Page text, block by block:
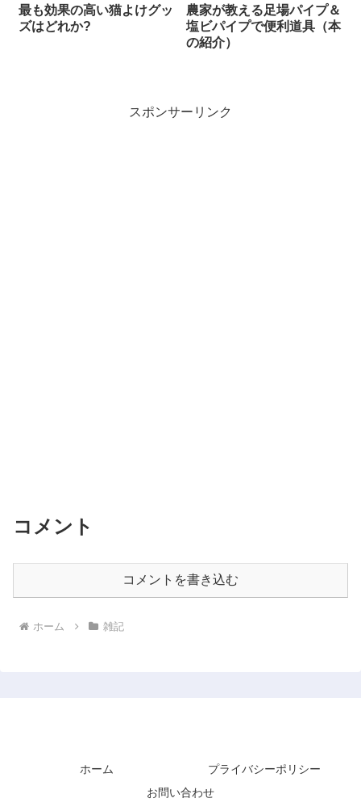
最も効果の高い猫よけグッ
ズはどれか?
農家が教える足場パイプ＆
塩ビパイプで便利道具（本
の紹介）
スポンサーリンク
コメント
コメントを書き込む
ホーム 雑記
ホーム
プライバシーポリシー
お問い合わせ